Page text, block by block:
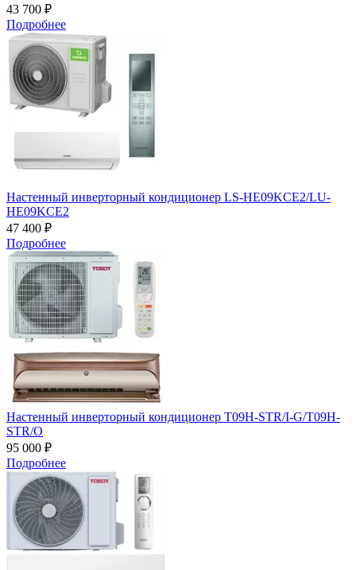
43 700 ₽
Подробнее
Настенный инверторный кондиционер LS-HE09KCE2/LU-
HE09KCE2
47 400 ₽
Подробнее
Настенный инверторный кондиционер T09H-STR/I-G/T09H-
STR/O
95 000 ₽
Подробнее